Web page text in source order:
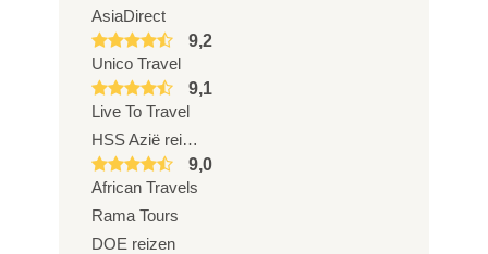
AsiaDirect
9,2
Unico Travel
9,1
Live To Travel
HSS Azië reizen
9,0
African Travels
Rama Tours
DOE reizen